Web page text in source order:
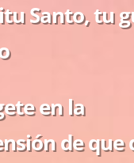
Santo, tu
en la
de que